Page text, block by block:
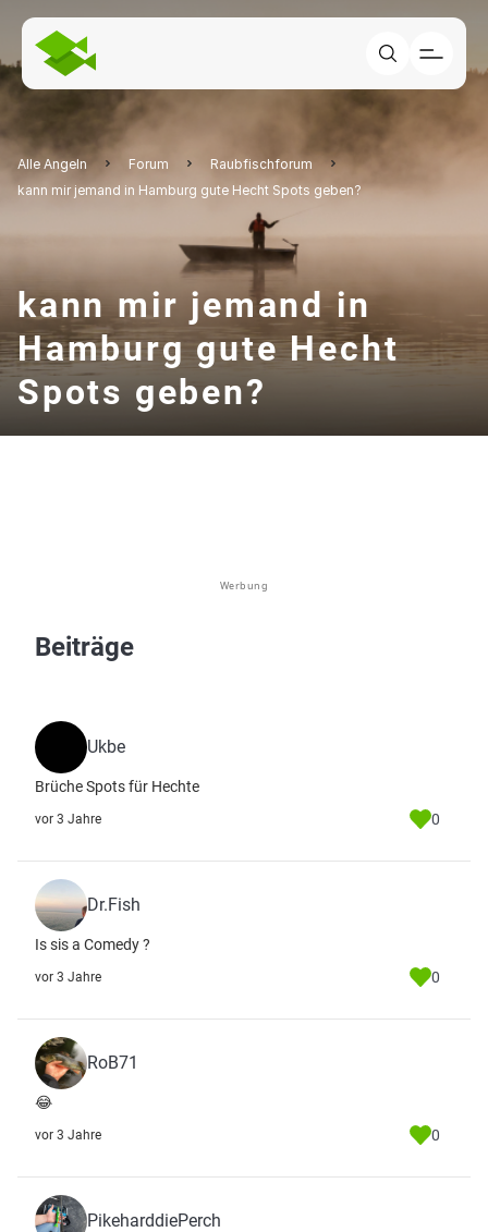
Alle Angeln Forum
Raubfischforum
kann mir jemand in Hamburg gute Hecht Spots geben?
kann mir jemand in
Hamburg gute Hecht
Spots geben?
Werbung
Beiträge
Ukbe
Brüche Spots für Hechte
vor 3 Jahre 0
Dr.Fish
Is sis a Comedy ?
vor 3 Jahre 0
RoB71
😂
vor 3 Jahre 0
PikeharddiePerch